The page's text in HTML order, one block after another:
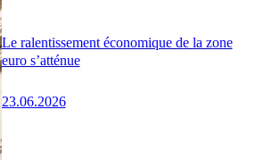
Le ralentissement économique de la zone
euro s’atténue
23.06.2026